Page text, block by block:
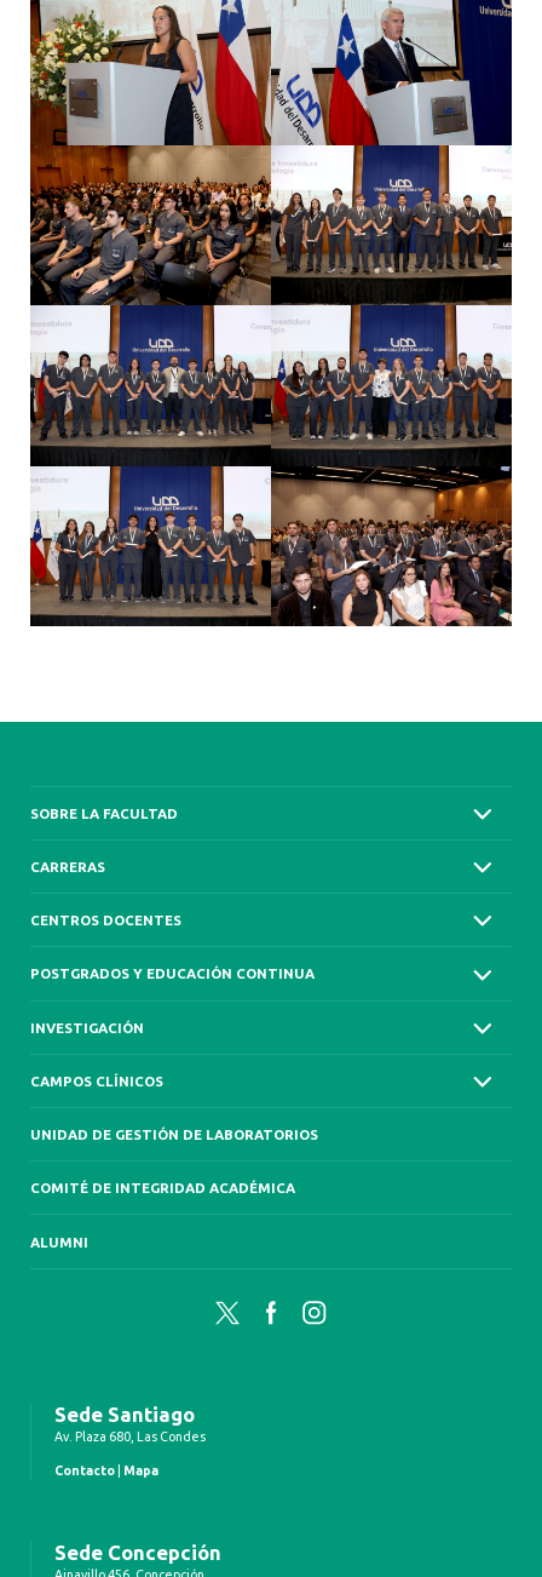
SOBRE LA FACULTAD
CARRERAS
CENTROS DOCENTES
POSTGRADOS Y EDUCACIÓN CONTINUA
INVESTIGACIÓN
CAMPOS CLÍNICOS
UNIDAD DE GESTIÓN DE LABORATORIOS
COMITÉ DE INTEGRIDAD ACADÉMICA
ALUMNI
Twitter FacebookInstagram
Sede Santiago
Av. Plaza 680, Las Condes
Contacto Mapa
Sede Concepción